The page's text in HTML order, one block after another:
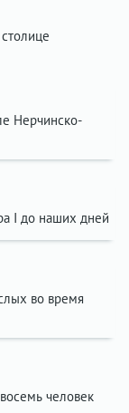
Нерчинско-
I до наших дней
во время
человек